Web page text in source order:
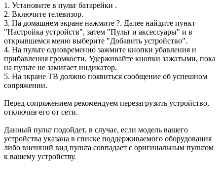
1. Установите в пульт батарейки .
2. Включите телевизор.
3. На домашнем экране нажмите ?. Далее найдите пункт
"Настройка устройств", затем "Пульт и аксессуары" и в
открывшемся меню выберите "Добавить устройство".
4. На пульте одновременно зажмите кнопки убавления и
прибавления громкости. Удерживайте кнопки зажатыми, пока
на пульте не замигает индикатор.
5. На экране ТВ должно появиться сообщение об успешном
сопряжении.
Перед сопряжением рекомендуем перезагрузить устройство,
отключив его от сети.
Данный пульт подойдет, в случае, если модель вашего
устройства указана в списке поддерживаемого оборудования
либо внешний вид пульта совпадает с оригинальным пультом
к вашему устройству.